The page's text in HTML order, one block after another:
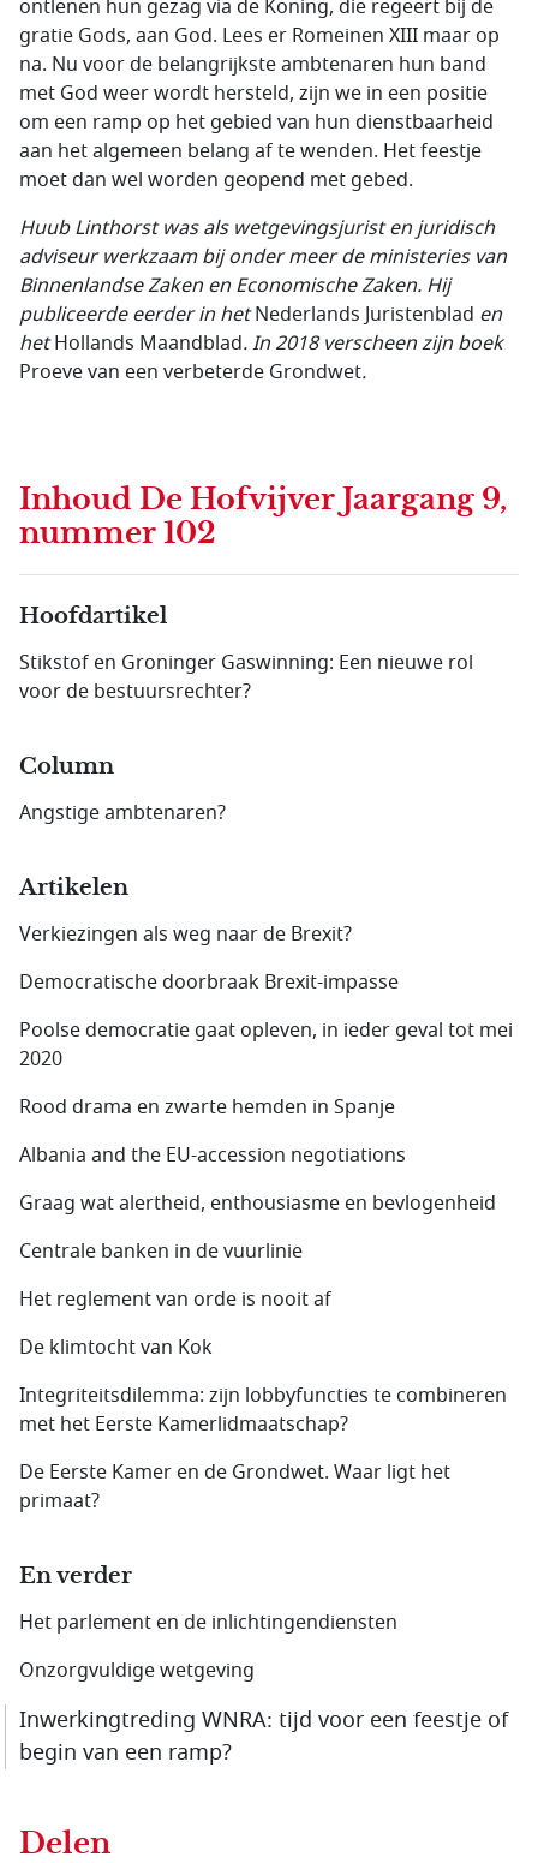
ontlenen hun gezag via de Koning, die regeert bij de
gratie Gods, aan God. Lees er Romeinen XIII maar op
na. Nu voor de belangrijkste ambtenaren hun band
met God weer wordt hersteld, zijn we in een positie
om een ramp op het gebied van hun dienstbaarheid
aan het algemeen belang af te wenden. Het feestje
moet dan wel worden geopend met gebed.
Huub Linthorst was als wetgevingsjurist en juridisch
adviseur werkzaam bij onder meer de ministeries van
Binnenlandse Zaken en Economische Zaken. Hij
publiceerde eerder in hetNederlands Juristenblad en
hetHollands Maandblad. In 2018 verscheen zijn boek
Proeve van een verbeterde Grondwet.
Inhoud De Hofvijver Jaargang 9,
nummer 102
Hoofdartikel
Stikstof en Groninger Gaswinning: Een nieuwe rol
voor de bestuursrechter?
Column
Angstige ambtenaren?
Artikelen
Verkiezingen als weg naar de Brexit?
Democratische doorbraak Brexit-impasse
Poolse democratie gaat opleven, in ieder geval tot mei
2020
Rood drama en zwarte hemden in Spanje
Albania and the EU-accession negotiations
Graag wat alertheid, enthousiasme en bevlogenheid
Centrale banken in de vuurlinie
Het reglement van orde is nooit af
De klimtocht van Kok
Integriteitsdilemma: zijn lobbyfuncties te combineren
met het Eerste Kamerlidmaatschap?
De Eerste Kamer en de Grondwet. Waar ligt het
primaat?
En verder
Het parlement en de inlichtingendiensten
Onzorgvuldige wetgeving
Inwerkingtreding WNRA: tijd voor een feestje of
begin van een ramp?
Delen